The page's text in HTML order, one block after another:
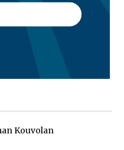
Kouvolan